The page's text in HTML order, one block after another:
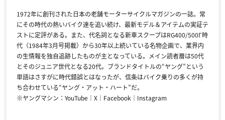
1972年に創刊された日本の老舗モーターサイクルマガジンの一誌。常
にその時代の熱いバイク達を追い続け、最新モデル＆アイテムの実証テ
ストに定評がある。また、代名詞となる新車スクープはRG400/500Γ時
代（1984年3月号掲載）から30年以上続いている名物企画で、業界内
の生情報を独自追跡したものが主となっている。メイン読者層は50代
とそのジュニア世代となる20代。ブランドタイトルの“ヤング”という
単語はさすがに時代錯誤とはなったが、信条はバイク乗りの多くが持
ち合わせている“ヤング・アット・ハート”だ。
※ヤングマシン： YouTube ｜ X ｜ Facebook ｜ Instagram